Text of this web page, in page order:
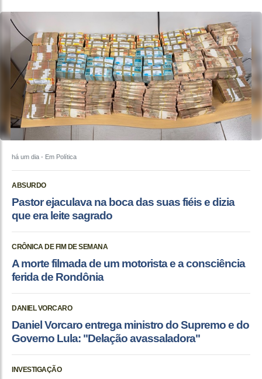
há um dia - Em Política
ABSURDO
Pastor ejaculava na boca das suas fiéis e dizia
que era leite sagrado
CRÔNICA DE FIM DE SEMANA
A morte filmada de um motorista e a consciência
ferida de Rondônia
DANIEL VORCARO
Daniel Vorcaro entrega ministro do Supremo e do
Governo Lula: "Delação avassaladora"
INVESTIGAÇÃO